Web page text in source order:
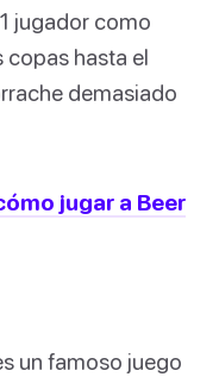
jugador como
copas hasta el
demasiado
jugar a Beer
un famoso juego